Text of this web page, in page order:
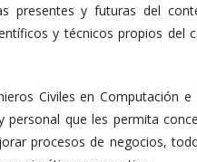
presentes y futuras del
y técnicos propios del
Civiles en Computación
que les permita
procesos de negocios,